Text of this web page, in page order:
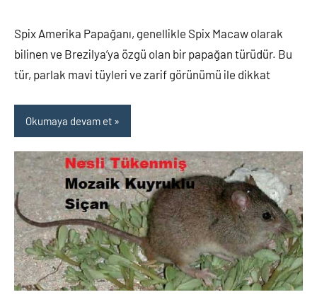
Spix Amerika Papağanı, genellikle Spix Macaw olarak
bilinen ve Brezilya’ya özgü olan bir papağan türüdür. Bu
tür, parlak mavi tüyleri ve zarif görünümü ile dikkat
Okumaya devam et